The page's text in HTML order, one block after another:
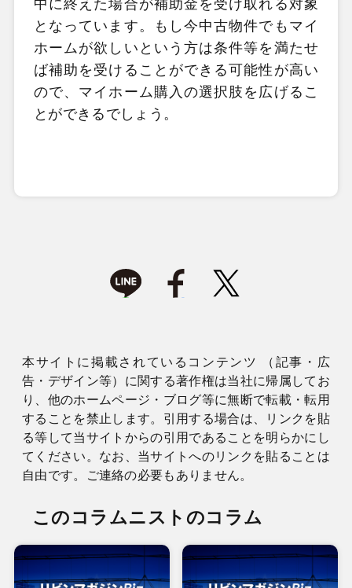
中に終えた場合が補助金を受け取れる対象
となっています。もし今中古物件でもマイ
ホームが欲しいという方は条件等を満たせ
ば補助を受けることができる可能性が高い
ので、マイホーム購入の選択肢を広げるこ
とができるでしょう。
本サイトに掲載されているコンテンツ （記事・広
告・デザイン等）に関する著作権は当社に帰属してお
り、他のホームページ・ブログ等に無断で転載・転用
することを禁止します。引用する場合は、リンクを貼
る等して当サイトからの引用であることを明らかにし
てください。なお、当サイトへのリンクを貼ることは
自由です。ご連絡の必要もありません。
このコラムニストのコラム